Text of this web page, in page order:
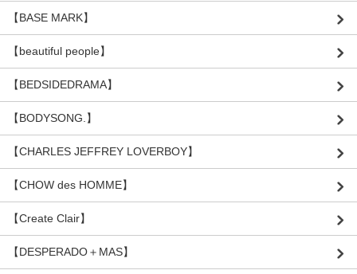
【BASE MARK】
【beautiful people】
【BEDSIDEDRAMA】
【BODYSONG.】
【CHARLES JEFFREY LOVERBOY】
【CHOW des HOMME】
【Create Clair】
【DESPERADO＋MAS】